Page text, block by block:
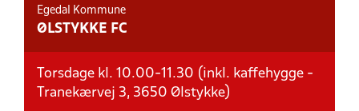
Egedal Kommune
ØLSTYKKE FC
Torsdage kl. 10.00-11.30 (inkl. kaffehygge -
Tranekærvej 3, 3650 Ølstykke)